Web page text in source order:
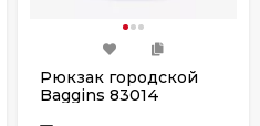
Рюкзак городской
Baggins 83014